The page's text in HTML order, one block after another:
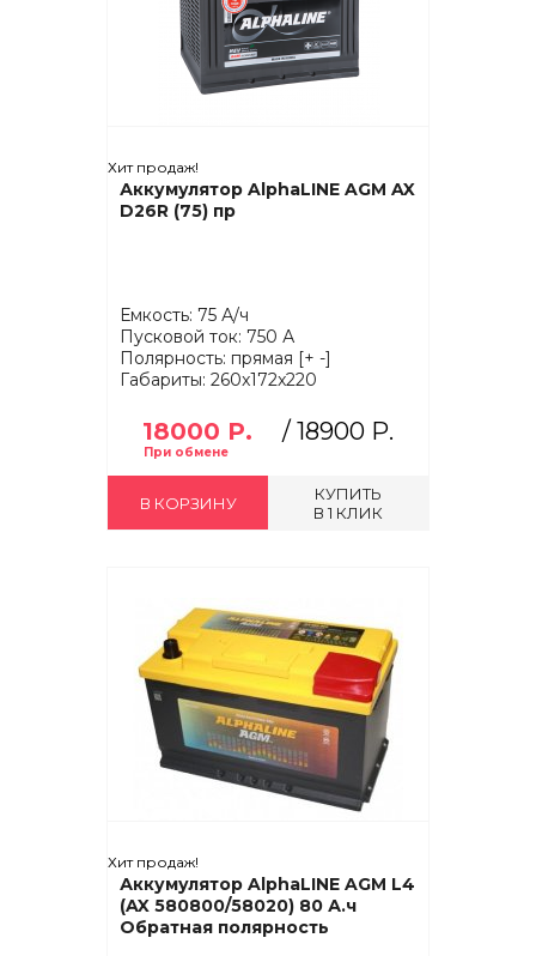
Хит продаж!
Аккумулятор AlphaLINE AGM AX
D26R (75) пр
Емкость: 75 А/ч
Пусковой ток: 750 А
Полярность: прямая [+ -]
Габариты: 260x172x220
18000 Р. / 18900 Р.
В КОРЗИНУ
КУПИТЬ
В 1 КЛИК
Хит продаж!
Аккумулятор AlphaLINE AGM L4
(AX 580800/58020) 80 А.ч
Обратная полярность